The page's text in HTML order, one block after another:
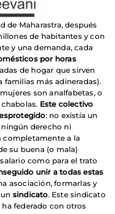
de Maharastra, después
de habitantes y con
y una demanda, cada
por horas
de hogar que sirven
familias más adineradas).
son analfabetas, o
Este colectivo
: no existía un
derecho ni
completamente a la
su buena (o mala)
como para el trato
unir a todas estas
asociación, formarlas y
sindicato. Este sindicato
federado con otros